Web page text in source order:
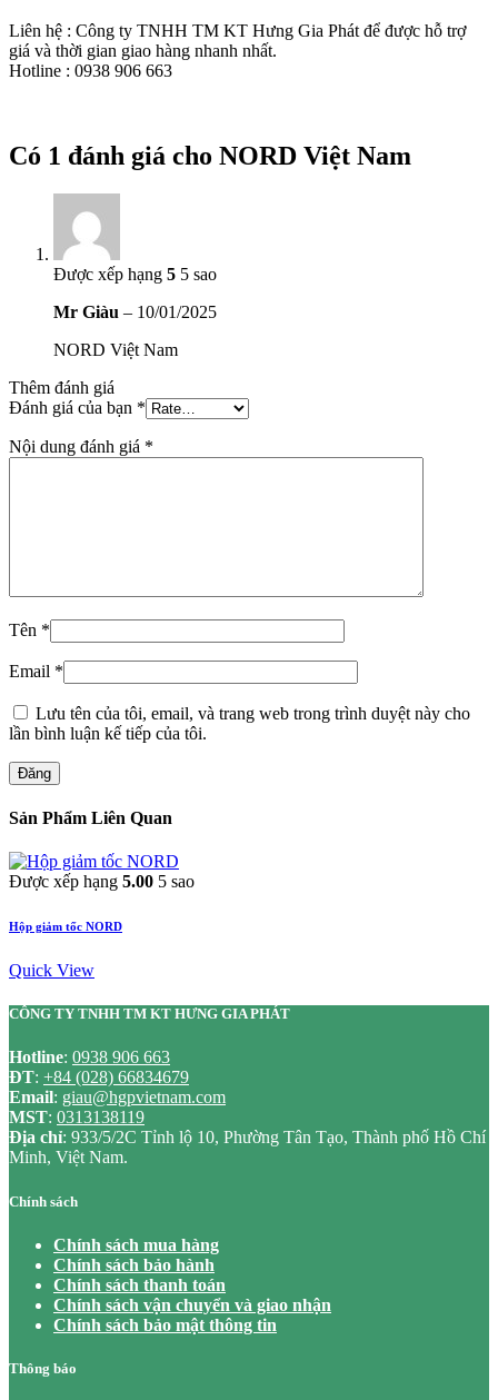
Liên hệ : Công ty TNHH TM KT Hưng Gia Phát để được hỗ trợ
giá và thời gian giao hàng nhanh nhất.
Hotline : 0938 906 663
Có 1 đánh giá cho NORD Việt Nam
Được xếp hạng 5 5 sao
Mr Giàu – 10/01/2025
NORD Việt Nam
Thêm đánh giá
Đánh giá của bạn *
Nội dung đánh giá *
Tên *
Email *
Lưu tên của tôi, email, và trang web trong trình duyệt này cho
lần bình luận kế tiếp của tôi.
Đăng
Sản Phẩm Liên Quan
Được xếp hạng 5.00 5 sao
Hộp giảm tốc NORD
Quick View
CÔNG TY TNHH TM KT HƯNG GIA PHÁT
Hotline: 0938 906 663
ĐT: +84 (028) 66834679
Email: giau@hgpvietnam.com
MST: 0313138119
Địa chỉ: 933/5/2C Tỉnh lộ 10, Phường Tân Tạo, Thành phố Hồ Chí
Minh, Việt Nam.
Chính sách
Chính sách mua hàng
Chính sách bảo hành
Chính sách thanh toán
Chính sách vận chuyển và giao nhận
Chính sách bảo mật thông tin
Thông báo